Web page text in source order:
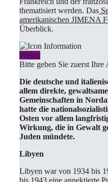
thematisiert werden. Das
amerikanischen JIMENA
Überblick.
Weiter
Bitte geben Sie zuerst
Die deutsche und
allem direkte,
Gemeinschaften in
hatte die
Osten vor allem
Wirkung, die in Gewalt
Juden mündete.
Libyen
Libyen war von 1934 bis